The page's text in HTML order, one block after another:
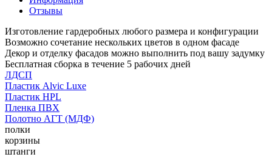
Отзывы
Изготовление гардеробных любого размера и конфигурации
Возможно сочетание нескольких цветов в одном фасаде
Декор и отделку фасадов можно выполнить под вашу задумку
Бесплатная сборка в течение 5 рабочих дней
ЛДСП
Пластик Alvic Luxe
Пластик HPL
Пленка ПВХ
Полотно АГТ (МДФ)
полки
корзины
штанги